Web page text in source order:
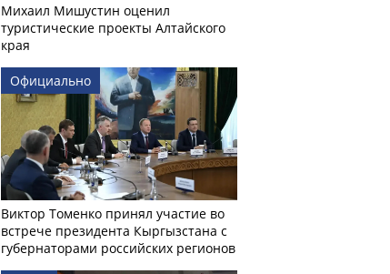
Михаил Мишустин оценил
туристические проекты Алтайского
края
Официально
Виктор Томенко принял участие во
встрече президента Кыргызстана с
губернаторами российских регионов